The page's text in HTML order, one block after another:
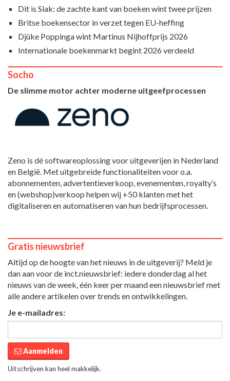
Dit is Slak: de zachte kant van boeken wint twee prijzen
Britse boekensector in verzet tegen EU-heffing
Djûke Poppinga wint Martinus Nijhoffprijs 2026
Internationale boekenmarkt begint 2026 verdeeld
Socho
De slimme motor achter moderne uitgeefprocessen
Zeno is dé softwareoplossing voor uitgeverijen in Nederland
en België. Met uitgebreide functionaliteiten voor o.a.
abonnementen, advertentieverkoop, evenementen, royalty’s
en (webshop)verkoop helpen wij +50 klanten met het
digitaliseren en automatiseren van hun bedrijfsprocessen.
Gratis nieuwsbrief
Altijd op de hoogte van het nieuws in de uitgeverij? Meld je
dan aan voor de inct.nieuwsbrief: iedere donderdag al het
nieuws van de week, één keer per maand een nieuwsbrief met
alle andere artikelen over trends en ontwikkelingen.
Je e-mailadres:
Aanmelden
Uitschrijven kan heel makkelijk.